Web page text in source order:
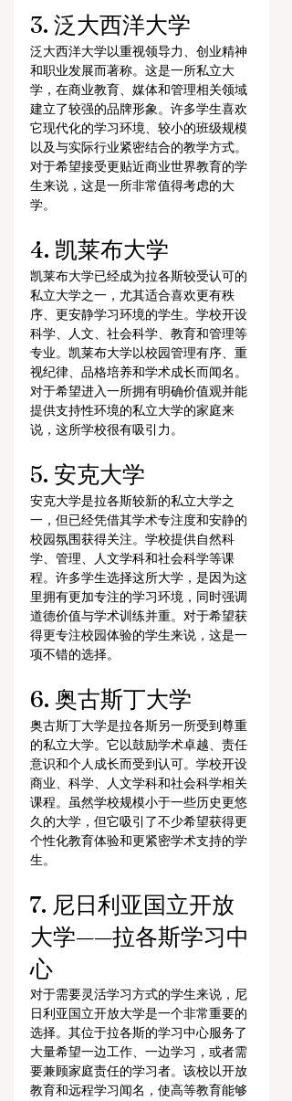
3. 泛大西洋大学
泛大西洋大学以重视领导力、创业精神
和职业发展而著称。这是一所私立大
学，在商业教育、媒体和管理相关领域
建立了较强的品牌形象。许多学生喜欢
它现代化的学习环境、较小的班级规模
以及与实际行业紧密结合的教学方式。
对于希望接受更贴近商业世界教育的学
生来说，这是一所非常值得考虑的大
学。
4. 凯莱布大学
凯莱布大学已经成为拉各斯较受认可的
私立大学之一，尤其适合喜欢更有秩
序、更安静学习环境的学生。学校开设
科学、人文、社会科学、教育和管理等
专业。凯莱布大学以校园管理有序、重
视纪律、品格培养和学术成长而闻名。
对于希望进入一所拥有明确价值观并能
提供支持性环境的私立大学的家庭来
说，这所学校很有吸引力。
5. 安克大学
安克大学是拉各斯较新的私立大学之
一，但已经凭借其学术专注度和安静的
校园氛围获得关注。学校提供自然科
学、管理、人文学科和社会科学等课
程。许多学生选择这所大学，是因为这
里拥有更加专注的学习环境，同时强调
道德价值与学术训练并重。对于希望获
得更专注校园体验的学生来说，这是一
项不错的选择。
6. 奥古斯丁大学
奥古斯丁大学是拉各斯另一所受到尊重
的私立大学。它以鼓励学术卓越、责任
意识和个人成长而受到认可。学校开设
商业、科学、人文学科和社会科学相关
课程。虽然学校规模小于一些历史更悠
久的大学，但它吸引了不少希望获得更
个性化教育体验和更紧密学术支持的学
生。
7. 尼日利亚国立开放
大学——拉各斯学习中
心
对于需要灵活学习方式的学生来说，尼
日利亚国立开放大学是一个非常重要的
选择。其位于拉各斯的学习中心服务了
大量希望一边工作、一边学习，或者需
要兼顾家庭责任的学习者。该校以开放
教育和远程学习闻名，使高等教育能够